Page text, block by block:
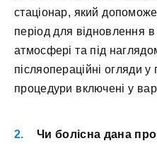
стаціонар, який
період для відновлення
атмосфері та під
післяопераційні огляди
процедури включені у
Чи болісна дана